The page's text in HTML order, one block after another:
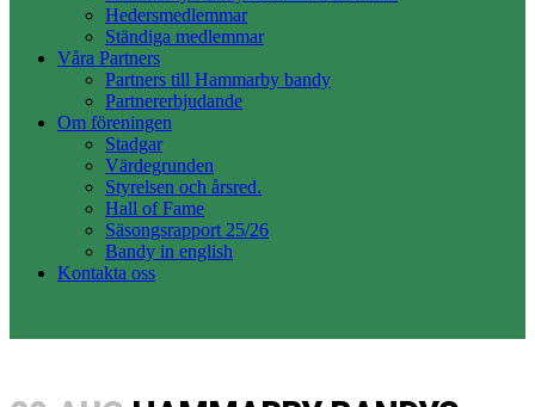
Hedersmedlemmar
Ständiga medlemmar
Våra Partners
Partners till Hammarby bandy
Partnererbjudande
Om föreningen
Stadgar
Värdegrunden
Styrelsen och årsred.
Hall of Fame
Säsongsrapport 25/26
Bandy in english
Kontakta oss